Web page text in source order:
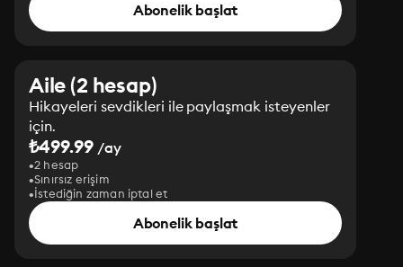
Abonelik başlat
Aile (2 hesap)
Hikayeleri sevdikleri ile paylaşmak isteyenler
için.
₺499.99 /ay
2 hesap
Sınırsız erişim
İstediğin zaman iptal et
Abonelik başlat